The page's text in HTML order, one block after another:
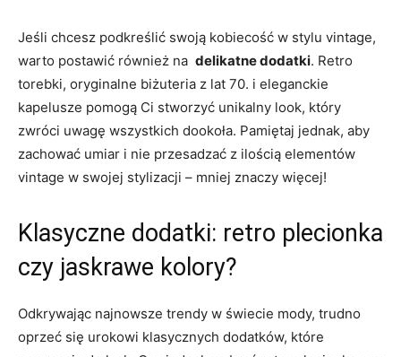
Jeśli chcesz ⁤podkreślić ⁢swoją kobiecość w⁢ stylu vintage, ​
warto ‌postawić​ również na ‌ delikatne dodatki. ‍Retro
torebki,⁢ oryginalne ‍biżuteria⁤ z ‍lat 70. i eleganckie
kapelusze pomogą Ci stworzyć unikalny⁣ look, który
zwróci‌ uwagę wszystkich ⁣dookoła. Pamiętaj jednak, aby
zachować umiar i nie ⁢przesadzać z ilością elementów
vintage ‌w swojej stylizacji – mniej znaczy więcej!
Klasyczne dodatki: ⁢retro ‌plecionka
czy jaskrawe⁢ kolory?
Odkrywając ⁤najnowsze trendy‍ w świecie mody, trudno
oprzeć się urokowi⁣ klasycznych dodatków, które⁢